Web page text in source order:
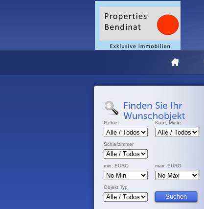
Gebiet Kauf, Miete
Schlafzimmer
min. EURO max. EURO
Objekt Typ